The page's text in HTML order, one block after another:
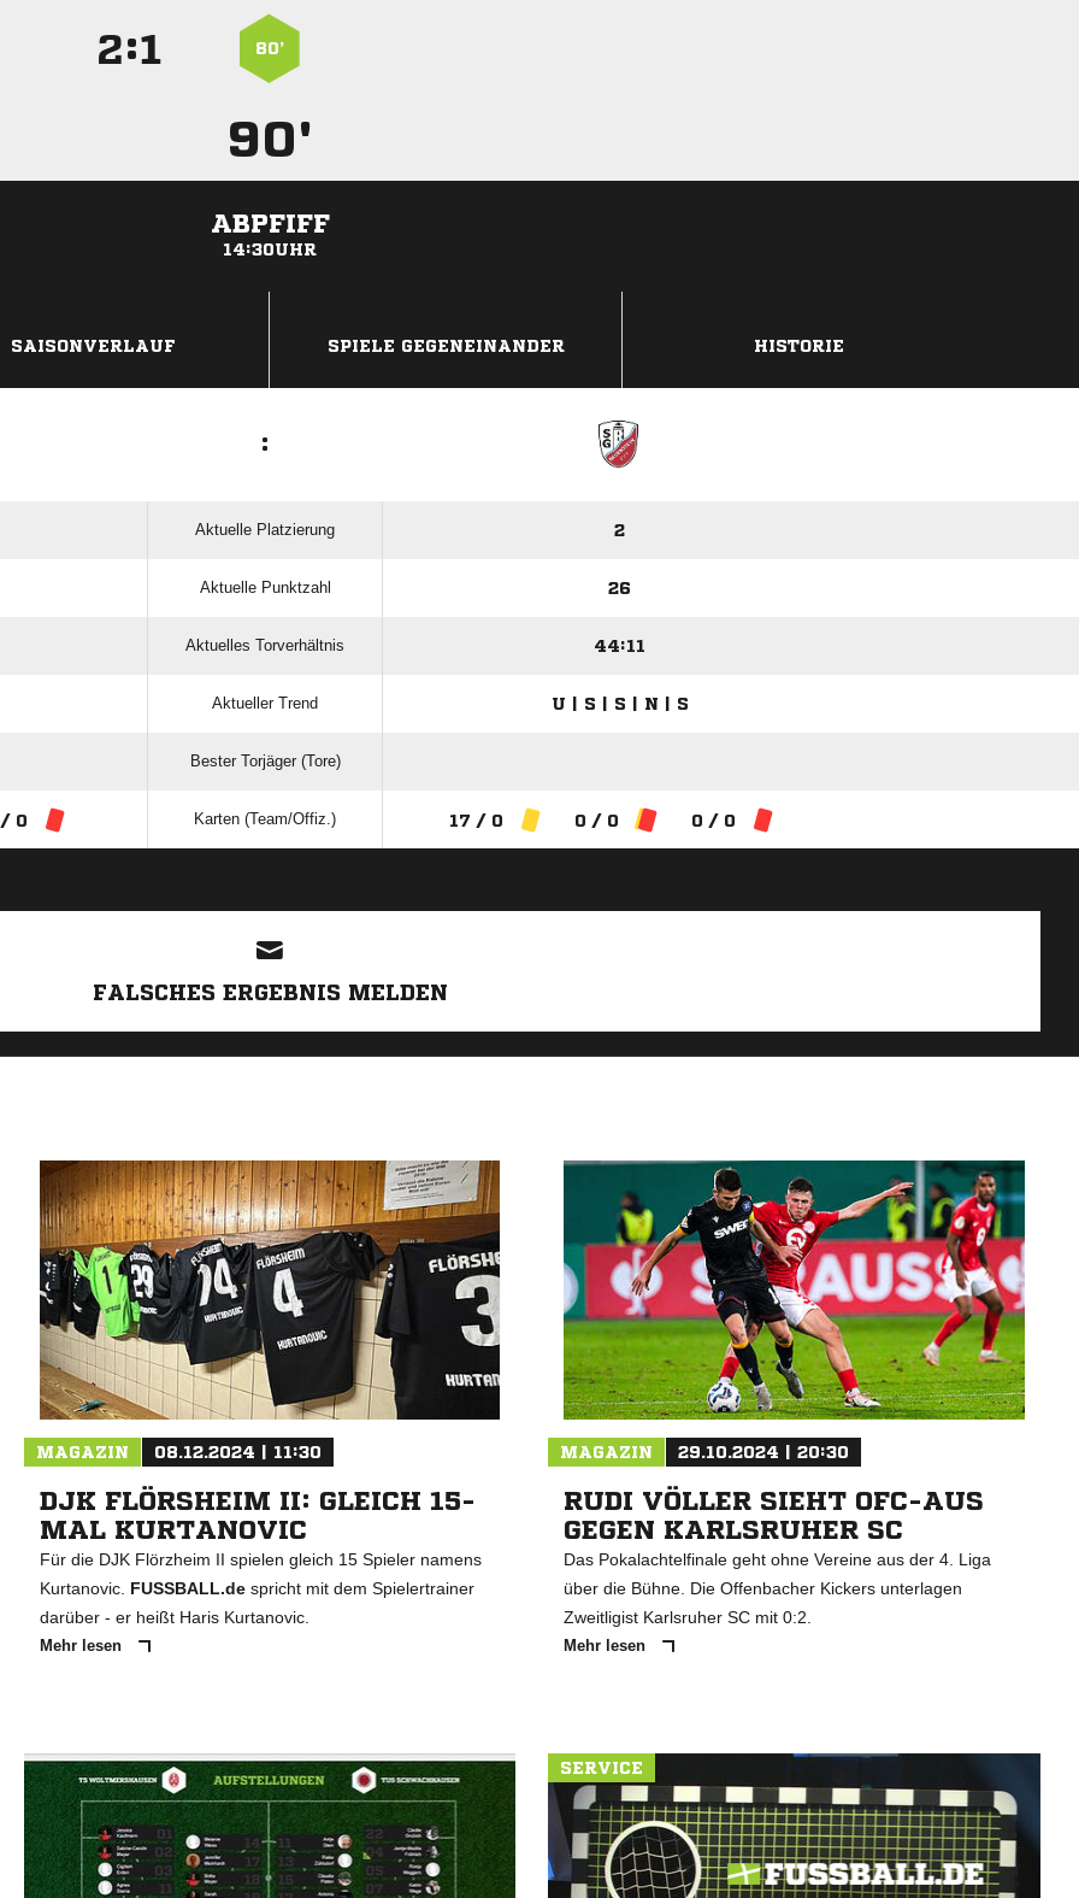
: 80’
90'
ABPFIFF
14:30UHR
SAISONVERLAUF SPIELE GEGENEINANDER HISTORIE
:
Aktuelle Platzierung 2
Aktuelle Punktzahl 26
Aktuelles Torverhältnis 44:11
Aktueller Trend U | S | S | N | S
Bester Torjäger (Tore)
/ 0 Karten (Team/Offiz.) 17 / 0 0 / 0 0 / 0
FALSCHES ERGEBNIS MELDEN
MAGAZIN 08.12.2024 | 11:30
DJK FLÖRSHEIM II: GLEICH 15-
MAL KURTANOVIC
Für die DJK Flörzheim II spielen gleich 15 Spieler namens
Kurtanovic. FUSSBALL.despricht mit dem Spielertrainer
darüber - er heißt Haris Kurtanovic.
Mehr lesen
MAGAZIN 29.10.2024 | 20:30
RUDI VÖLLER SIEHT OFC-AUS
GEGEN KARLSRUHER SC
Das Pokalachtelfinale geht ohne Vereine aus der 4. Liga
über die Bühne. Die Offenbacher Kickers unterlagen
Zweitligist Karlsruher SC mit 0:2.
Mehr lesen
SERVICE